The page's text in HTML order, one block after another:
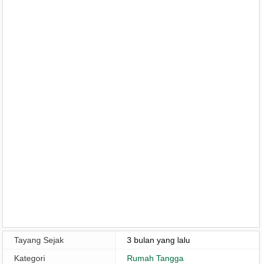
Tayang Sejak
3 bulan yang lalu
Kategori
Rumah Tangga